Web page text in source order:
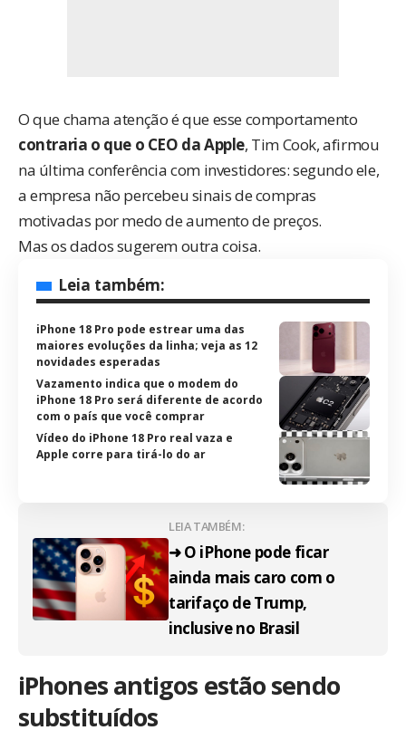
O que chama atenção é que esse comportamento
contraria o que o CEO da Apple, Tim Cook, afirmou
na última conferência com investidores: segundo ele,
a empresa não percebeu sinais de compras
motivadas por medo de aumento de preços.
Mas os dados sugerem outra coisa.
Leia também:
iPhone 18 Pro pode estrear uma das
maiores evoluções da linha; veja as 12
novidades esperadas
Vazamento indica que o modem do
iPhone 18 Pro será diferente de acordo
com o país que você comprar
Vídeo do iPhone 18 Pro real vaza e
Apple corre para tirá-lo do ar
LEIA TAMBÉM:
➜ O iPhone pode ficar
ainda mais caro com o
tarifaço de Trump,
inclusive no Brasil
iPhones antigos estão sendo
substituídos